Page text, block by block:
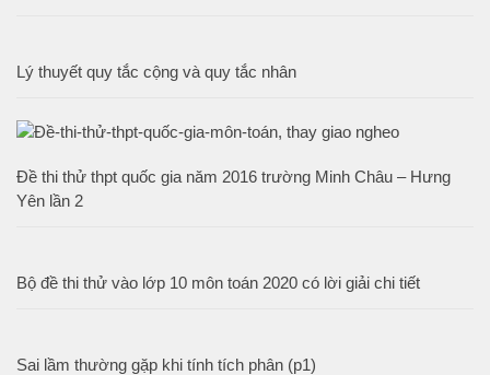
Lý thuyết quy tắc cộng và quy tắc nhân
Đề thi thử thpt quốc gia năm 2016 trường Minh Châu – Hưng
Yên lần 2
Bộ đề thi thử vào lớp 10 môn toán 2020 có lời giải chi tiết
Sai lầm thường gặp khi tính tích phân (p1)